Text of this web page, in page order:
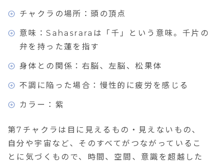
チャクラの場所：頭の頂点
意味：Sahasraraは「千」という意味。千片の
弁を持った蓮を指す
身体との関係：右脳、左脳、松果体
不調に陥った場合：慢性的に疲労を感じる
カラー：紫
第7チャクラは目に見えるもの・見えないもの、
自分や宇宙など、そのすべてがつながっているこ
とに気づくもので、時間、空間、意識を超越した